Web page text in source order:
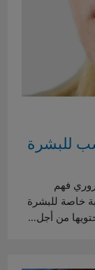
للبشرة
فهم
خاصة للبشرة
من أجل…